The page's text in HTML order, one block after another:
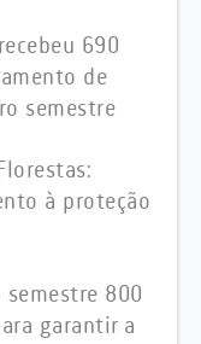
690
de
semestre
à proteção
800
garantir a